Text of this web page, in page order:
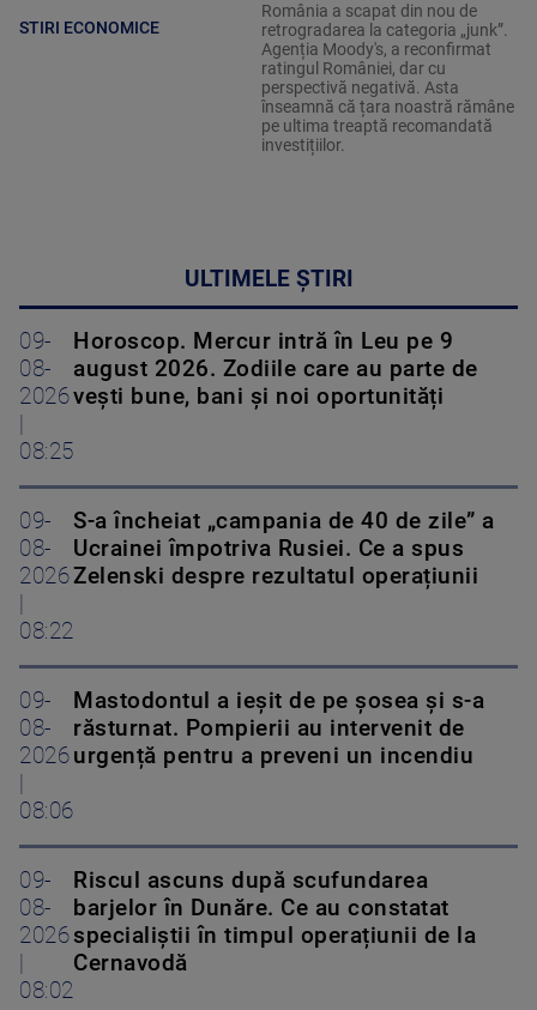
STIRI ECONOMICE
România a scapat din nou de
retrogradarea la categoria „junk”.
Agenția Moody's, a reconfirmat
ratingul României, dar cu
perspectivă negativă. Asta
înseamnă că țara noastră rămâne
pe ultima treaptă recomandată
investițiilor.
ULTIMELE ȘTIRI
09-
08-
2026
08:25
Horoscop. Mercur intră în Leu pe 9
august 2026. Zodiile care au parte de
vești bune, bani și noi oportunități
09-
08-
2026
08:22
S-a încheiat „campania de 40 de zile” a
Ucrainei împotriva Rusiei. Ce a spus
Zelenski despre rezultatul operațiunii
09-
08-
2026
08:06
Mastodontul a ieșit de pe șosea și s-a
răsturnat. Pompierii au intervenit de
urgență pentru a preveni un incendiu
09-
08-
2026
08:02
Riscul ascuns după scufundarea
barjelor în Dunăre. Ce au constatat
specialiștii în timpul operațiunii de la
Cernavodă